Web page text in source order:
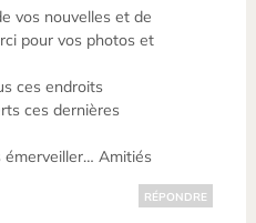
vos nouvelles et de
pour vos photos et
ces endroits
ces dernières
émerveiller… Amitiés
RÉPONDRE